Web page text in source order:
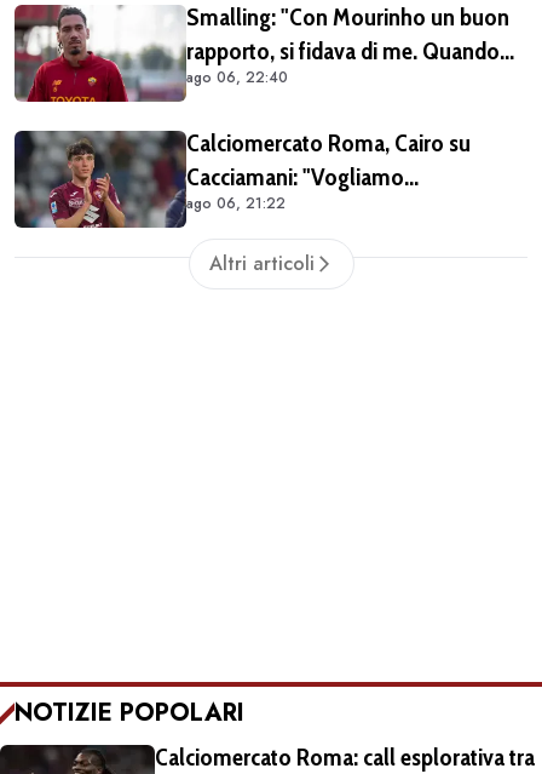
Smalling: "Con Mourinho un buon
rapporto, si fidava di me. Quando
mi criticò? Mi aveva dato la
avevo raggiunto il limite con gli
antidolorifici"
ago 06, 22:40
Calciomercato Roma, Cairo su
Cacciamani: "Vogliamo
assolutamente tenerlo". Distanza tra
i club sulla valutazione del
giocatore
ago 06, 21:22
Altri articoli
NOTIZIE POPOLARI
Calciomercato Roma: call esplorativa tra